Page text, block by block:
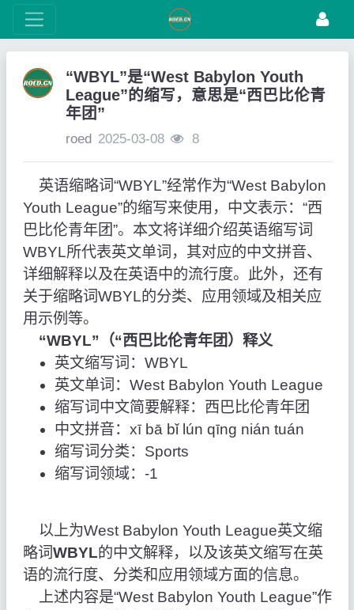
“WBYL”是“West Babylon Youth
League”的缩写，意思是“西巴比伦青
年团”
roed 2025-03-08 8
英语缩略词“WBYL”经常作为“West Babylon
Youth League”的缩写来使用，中文表示：“西
巴比伦青年团”。本文将详细介绍英语缩写词
WBYL所代表英文单词，其对应的中文拼音、
详细解释以及在英语中的流行度。此外，还有
关于缩略词WBYL的分类、应用领域及相关应
用示例等。
“WBYL”（“西巴比伦青年团）释义
英文缩写词：WBYL
英文单词：West Babylon Youth League
缩写词中文简要解释：西巴比伦青年团
中文拼音：xī bā bǐ lún qīng nián tuán
缩写词分类：Sports
缩写词领域：-1
以上为West Babylon Youth League英文缩
略词WBYL的中文解释，以及该英文缩写在英
语的流行度、分类和应用领域方面的信息。
上述内容是“West Babylon Youth League”作